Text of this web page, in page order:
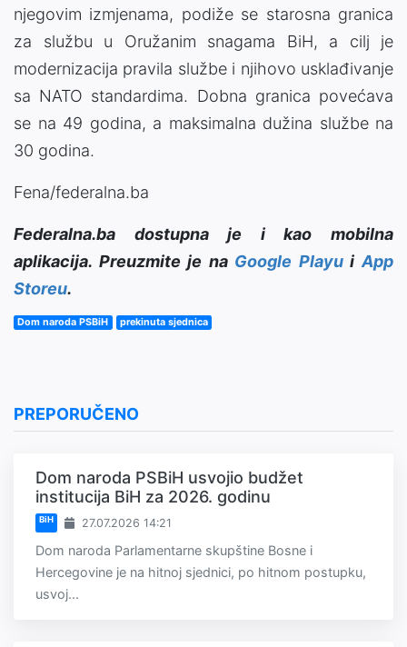
njegovim izmjenama, podiže se starosna granica
za službu u Oružanim snagama BiH, a cilj je
modernizacija pravila službe i njihovo usklađivanje
sa NATO standardima. Dobna granica povećava
se na 49 godina, a maksimalna dužina službe na
30 godina.
Fena/federalna.ba
Federalna.ba dostupna je i kao mobilna
aplikacija. Preuzmite je na Google PlayuiApp
Storeu.
Dom naroda PSBiH prekinuta sjednica
PREPORUČENO
Dom naroda PSBiH usvojio budžet
institucija BiH za 2026. godinu
BiH 27.07.2026 14:21
Dom naroda Parlamentarne skupštine Bosne i
Hercegovine je na hitnoj sjednici, po hitnom postupku,
usvoj...